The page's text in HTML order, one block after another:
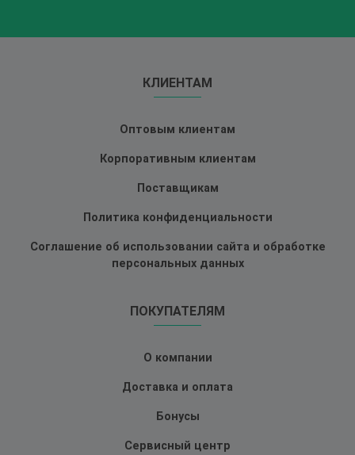
КЛИЕНТАМ
Оптовым клиентам
Корпоративным клиентам
Поставщикам
Политика конфиденциальности
Соглашение об использовании сайта и обработке
персональных данных
ПОКУПАТЕЛЯМ
О компании
Доставка и оплата
Бонусы
Сервисный центр